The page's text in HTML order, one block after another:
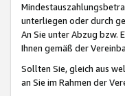
unterliegen oder durch
An Sie unter Abzug bzw.
Ihnen gemäß der
Sollten Sie, gleich aus
an Sie im Rahmen der